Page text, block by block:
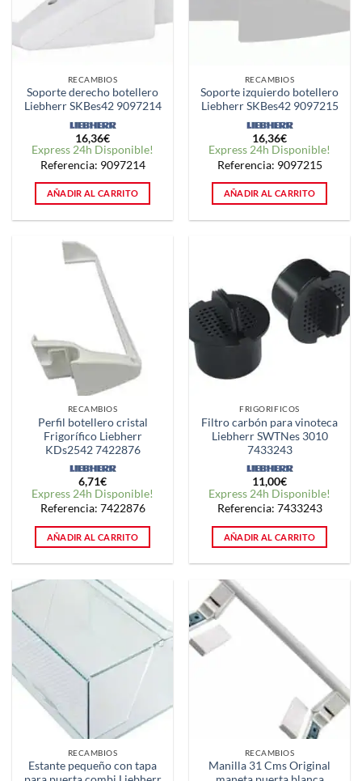
RECAMBIOS
Soporte derecho botellero
Liebherr SKBes42 9097214
16,36€
Express 24h Disponible!
Referencia: 9097214
AÑADIR AL CARRITO
RECAMBIOS
Soporte izquierdo botellero
Liebherr SKBes42 9097215
16,36€
Express 24h Disponible!
Referencia: 9097215
AÑADIR AL CARRITO
RECAMBIOS
Perfil botellero cristal
Frigorífico Liebherr
KDs2542 7422876
6,71€
Express 24h Disponible!
Referencia: 7422876
AÑADIR AL CARRITO
FRIGORIFICOS
Filtro carbón para vinoteca
Liebherr SWTNes 3010
7433243
11,00€
Express 24h Disponible!
Referencia: 7433243
AÑADIR AL CARRITO
RECAMBIOS
Estante pequeño con tapa
RECAMBIOS
Manilla 31 Cms Original